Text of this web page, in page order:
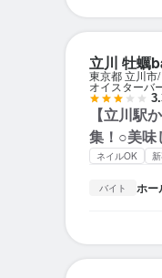
立川 牡蠣
東京都 立川市
オイスターバ
【立川駅
集！○美味
ネイルOK
バイト ホー